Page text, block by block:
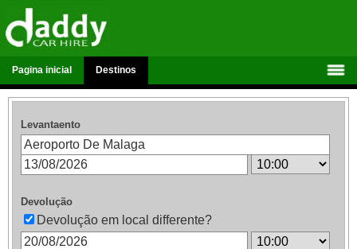
Pagina inicial Destinos
Levantaento
Devolução
Devolução em local differente?